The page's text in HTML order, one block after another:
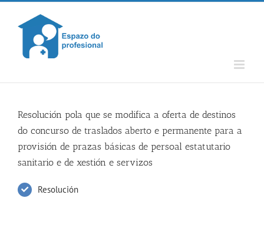
Skip
content
Resolución pola que se modifica a oferta de destinos
do concurso de traslados aberto e permanente para a
provisión de prazas básicas de persoal estatutario
sanitario e de xestión e servizos
Resolución